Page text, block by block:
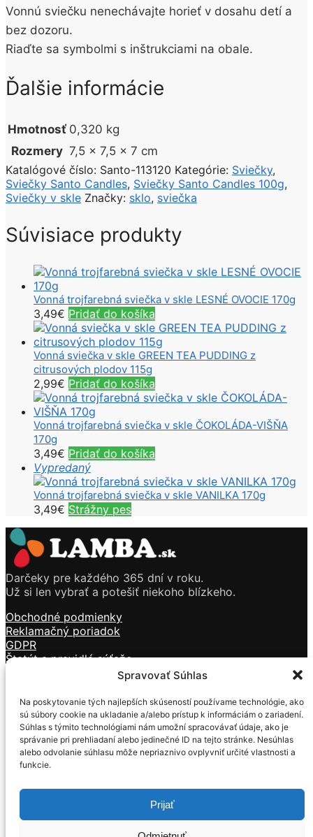
Spravovať Súhlas
Na poskytovanie tých najlepších skúseností používame technológie, ako
sú súbory cookie na ukladanie a/alebo prístup k informáciám o zariadení.
Súhlas s týmito technológiami nám umožní spracovávať údaje, ako je
správanie pri prehliadaní alebo jedinečné ID na tejto stránke. Nesúhlas
alebo odvolanie súhlasu môže nepriaznivo ovplyvniť určité vlastnosti a
funkcie.
Prijať
Vonnú sviečku nenechávajte horieť v dosahu detí a
bez dozoru.
Riaďte sa symbolmi s inštrukciami na obale.
Ďalšie informácie
Hmotnosť 0,320 kg
Rozmery 7,5 × 7,5 × 7 cm
Katalógové číslo: Santo-113120 Kategórie: Sviečky,
Sviečky Santo Candles, Sviečky Santo Candles 100g,
Sviečky v skle Značky: sklo, sviečka
Súvisiace produkty
Vonná trojfarebná sviečka v skle LESNÉ OVOCIE 170g
3,49€ Pridať do košíka
Vonná sviečka v skle GREEN TEA PUDDING z
citrusových plodov 115g
2,99€ Pridať do košíka
Vonná trojfarebná sviečka v skle ČOKOLÁDA-VIŠŇA
170g
3,49€ Pridať do košíka
Vypredaný
Vonná trojfarebná sviečka v skle VANILKA 170g
3,49€ Strážny pes
Darčeky pre každého 365 dní v roku.
Už si len vybrať a potešiť niekoho blízkeho.
Obchodné podmienky
Reklamačný poriadok
GDPR
Štatút a pravidlá súťaže
Sviečky
Kozmetika
Vône
Tečúci dym
Darčekové predmety
Formulár na ODSTÚPENIE OD ZMLUVY
Formulár na REKLAMÁCIU